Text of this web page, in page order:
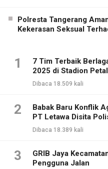
Polresta Tangerang
Kekerasan Seksual
1
7 Tim Terbaik
2025 di Stadion
Dibaca 18.509 kali
2
Babak Baru Konflik
PT Letawa Disita
Dibaca 18.389 kali
3
GRIB Jaya
Pengguna Jalan